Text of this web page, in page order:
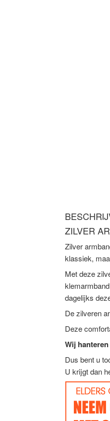
ZILVER
Zilver
klassiek,
Met deze
dagelijks
De zilveren
Deze
Wij
Dus bent u
U krijgt dan